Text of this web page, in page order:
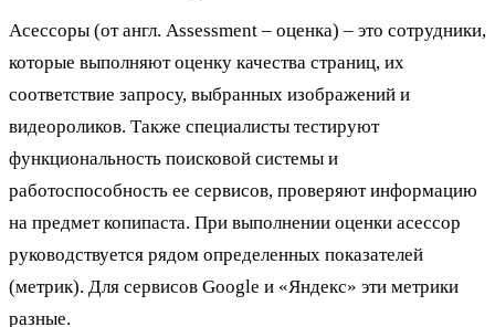
Асессоры (от англ. Assessment – оценка) – это сотрудники,
которые выполняют оценку качества страниц, их
соответствие запросу, выбранных изображений и
видеороликов. Также специалисты тестируют
функциональность поисковой системы и
работоспособность ее сервисов, проверяют информацию
на предмет копипаста. При выполнении оценки асессор
руководствуется рядом определенных показателей
(метрик). Для сервисов Google и «Яндекс» эти метрики
разные.